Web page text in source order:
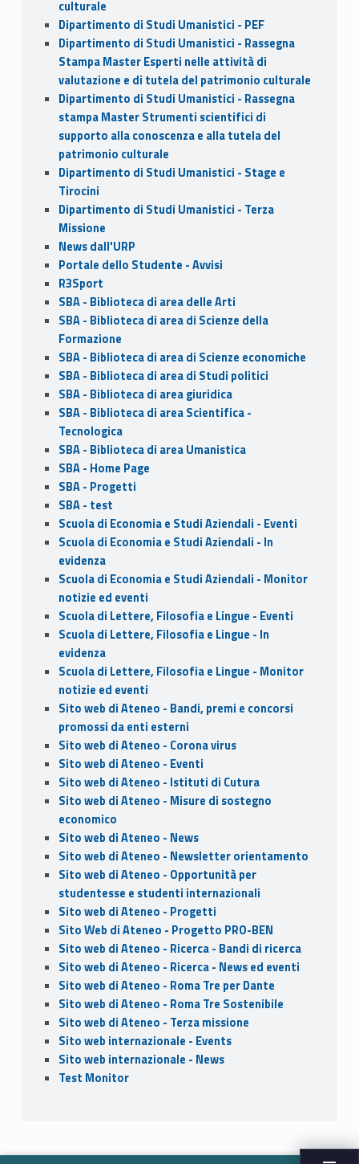
culturale
Dipartimento di Studi Umanistici - PEF
Dipartimento di Studi Umanistici - Rassegna
Stampa Master Esperti nelle attività di
valutazione e di tutela del patrimonio culturale
Dipartimento di Studi Umanistici - Rassegna
stampa Master Strumenti scientifici di
supporto alla conoscenza e alla tutela del
patrimonio culturale
Dipartimento di Studi Umanistici - Stage e
Tirocini
Dipartimento di Studi Umanistici - Terza
Missione
News dall'URP
Portale dello Studente - Avvisi
R3Sport
SBA - Biblioteca di area delle Arti
SBA - Biblioteca di area di Scienze della
Formazione
SBA - Biblioteca di area di Scienze economiche
SBA - Biblioteca di area di Studi politici
SBA - Biblioteca di area giuridica
SBA - Biblioteca di area Scientifica -
Tecnologica
SBA - Biblioteca di area Umanistica
SBA - Home Page
SBA - Progetti
SBA - test
Scuola di Economia e Studi Aziendali - Eventi
Scuola di Economia e Studi Aziendali - In
evidenza
Scuola di Economia e Studi Aziendali - Monitor
notizie ed eventi
Scuola di Lettere, Filosofia e Lingue - Eventi
Scuola di Lettere, Filosofia e Lingue - In
evidenza
Scuola di Lettere, Filosofia e Lingue - Monitor
notizie ed eventi
Sito web di Ateneo - Bandi, premi e concorsi
promossi da enti esterni
Sito web di Ateneo - Corona virus
Sito web di Ateneo - Eventi
Sito web di Ateneo - Istituti di Cutura
Sito web di Ateneo - Misure di sostegno
economico
Sito web di Ateneo - News
Sito web di Ateneo - Newsletter orientamento
Sito web di Ateneo - Opportunità per
studentesse e studenti internazionali
Sito web di Ateneo - Progetti
Sito Web di Ateneo - Progetto PRO-BEN
Sito web di Ateneo - Ricerca - Bandi di ricerca
Sito web di Ateneo - Ricerca - News ed eventi
Sito web di Ateneo - Roma Tre per Dante
Sito web di Ateneo - Roma Tre Sostenibile
Sito web di Ateneo - Terza missione
Sito web internazionale - Events
Sito web internazionale - News
Test Monitor